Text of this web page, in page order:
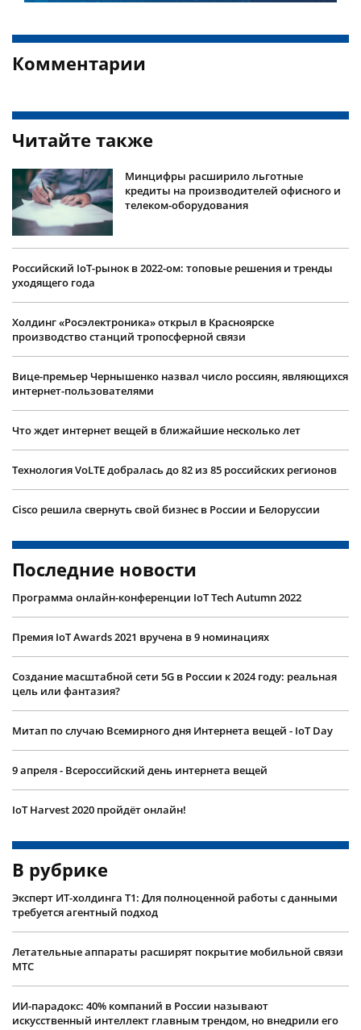
Комментарии
Читайте также
Минцифры расширило льготные
кредиты на производителей офисного и
телеком-оборудования
Российский IoT-рынок в 2022-ом: топовые решения и тренды
уходящего года
Холдинг «Росэлектроника» открыл в Красноярске
производство станций тропосферной связи
Вице-премьер Чернышенко назвал число россиян, являющихся
интернет-пользователями
Что ждет интернет вещей в ближайшие несколько лет
Технология VoLTE добралась до 82 из 85 российских регионов
Cisco решила свернуть свой бизнес в России и Белоруссии
Последние новости
Программа онлайн-конференции IoT Tech Autumn 2022
Премия IoT Awards 2021 вручена в 9 номинациях
Создание масштабной сети 5G в России к 2024 году: реальная
цель или фантазия?
Митап по случаю Всемирного дня Интернета вещей - IoT Day
9 апреля - Всероссийский день интернета вещей
IoT Harvest 2020 пройдёт онлайн!
В рубрике
Эксперт ИТ-холдинга Т1: Для полноценной работы с данными
требуется агентный подход
Летательные аппараты расширят покрытие мобильной связи
МТС
ИИ-парадокс: 40% компаний в России называют
искусственный интеллект главным трендом, но внедрили его